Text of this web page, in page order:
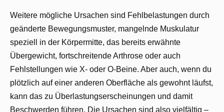
Weitere mögliche Ursachen sind Fehlbelastungen durch
geänderte Bewegungsmuster, mangelnde Muskulatur
speziell in der Körpermitte, das bereits erwähnte
Übergewicht, fortschreitende Arthrose oder auch
Fehlstellungen wie X- oder O-Beine. Aber auch, wenn du
plötzlich auf einer anderen Oberfläche als gewohnt läufst,
kann das zu Überlastungserscheinungen und damit
Beschwerden führen. Die Ursachen sind also vielfältig –